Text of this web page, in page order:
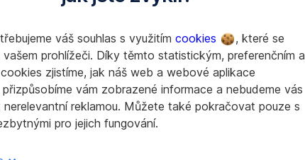
váš souhlas s využitím cookies
, které se
vašem prohlížeči. Díky těmto statistickým, preferenčním a
zjistíme, jak náš web a webové aplikace
vám zobrazené informace a nebudeme vás
reklamou. Můžete také pokračovat pouze s
pro jejich fungování.